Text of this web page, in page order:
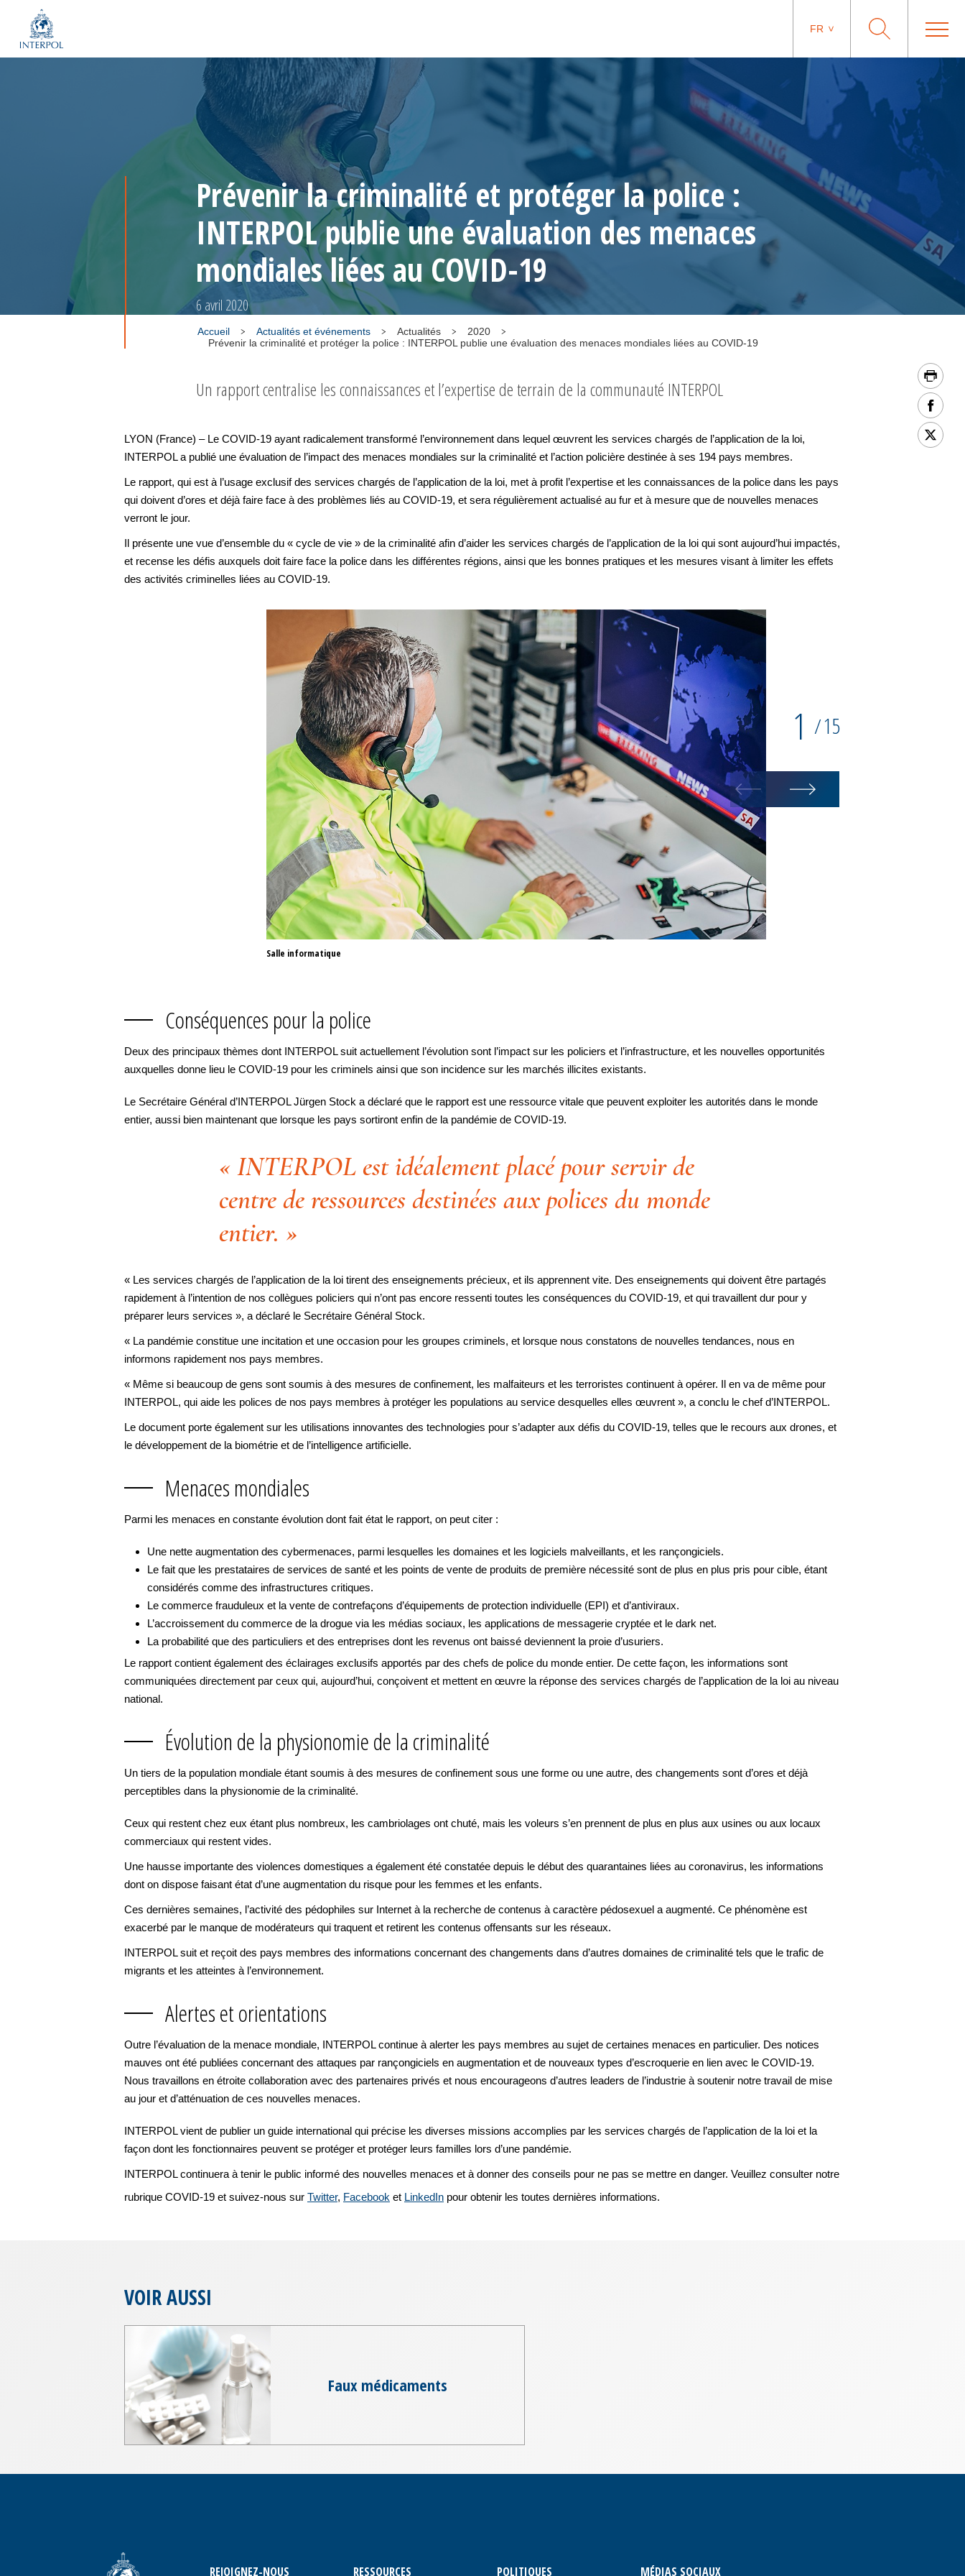
FR
Prévenir la criminalité et protéger la police :
INTERPOL publie une évaluation des menaces
mondiales liées au COVID-19
6 avril 2020
Accueil Actualités et événements Actualités
2020
Prévenir la criminalité et protéger la police : INTERPOL publie une évaluation des menaces mondiales liées au COVID-19
Un rapport centralise les connaissances et l’expertise de terrain de la communauté INTERPOL
LYON (France) – Le COVID-19 ayant radicalement transformé l’environnement dans lequel œuvrent les services chargés de l’application de la loi,
INTERPOL a publié une évaluation de l’impact des menaces mondiales sur la criminalité et l’action policière destinée à ses 194 pays membres.
Le rapport, qui est à l’usage exclusif des services chargés de l’application de la loi, met à profit l’expertise et les connaissances de la police dans les pays
qui doivent d’ores et déjà faire face à des problèmes liés au COVID-19, et sera régulièrement actualisé au fur et à mesure que de nouvelles menaces
verront le jour.
Il présente une vue d’ensemble du « cycle de vie » de la criminalité afin d’aider les services chargés de l’application de la loi qui sont aujourd’hui impactés,
et recense les défis auxquels doit faire face la police dans les différentes régions, ainsi que les bonnes pratiques et les mesures visant à limiter les effets
des activités criminelles liées au COVID-19.
Salle informatique
1 /15
Conséquences pour la police
Deux des principaux thèmes dont INTERPOL suit actuellement l’évolution sont l’impact sur les policiers et l’infrastructure, et les nouvelles opportunités
auxquelles donne lieu le COVID-19 pour les criminels ainsi que son incidence sur les marchés illicites existants.
Le Secrétaire Général d’INTERPOL Jürgen Stock a déclaré que le rapport est une ressource vitale que peuvent exploiter les autorités dans le monde
entier, aussi bien maintenant que lorsque les pays sortiront enfin de la pandémie de COVID-19.
« INTERPOL est idéalement placé pour servir de
centre de ressources destinées aux polices du monde
entier. »
« Les services chargés de l’application de la loi tirent des enseignements précieux, et ils apprennent vite. Des enseignements qui doivent être partagés
rapidement à l’intention de nos collègues policiers qui n’ont pas encore ressenti toutes les conséquences du COVID-19, et qui travaillent dur pour y
préparer leurs services », a déclaré le Secrétaire Général Stock.
« La pandémie constitue une incitation et une occasion pour les groupes criminels, et lorsque nous constatons de nouvelles tendances, nous en
informons rapidement nos pays membres.
« Même si beaucoup de gens sont soumis à des mesures de confinement, les malfaiteurs et les terroristes continuent à opérer. Il en va de même pour
INTERPOL, qui aide les polices de nos pays membres à protéger les populations au service desquelles elles œuvrent », a conclu le chef d’INTERPOL.
Le document porte également sur les utilisations innovantes des technologies pour s’adapter aux défis du COVID-19, telles que le recours aux drones, et
le développement de la biométrie et de l’intelligence artificielle.
Menaces mondiales
Parmi les menaces en constante évolution dont fait état le rapport, on peut citer :
Une nette augmentation des cybermenaces, parmi lesquelles les domaines et les logiciels malveillants, et les rançongiciels.
Le fait que les prestataires de services de santé et les points de vente de produits de première nécessité sont de plus en plus pris pour cible, étant
considérés comme des infrastructures critiques.
Le commerce frauduleux et la vente de contrefaçons d’équipements de protection individuelle (EPI) et d’antiviraux.
L’accroissement du commerce de la drogue via les médias sociaux, les applications de messagerie cryptée et le dark net.
La probabilité que des particuliers et des entreprises dont les revenus ont baissé deviennent la proie d’usuriers.
Le rapport contient également des éclairages exclusifs apportés par des chefs de police du monde entier. De cette façon, les informations sont
communiquées directement par ceux qui, aujourd’hui, conçoivent et mettent en œuvre la réponse des services chargés de l’application de la loi au niveau
national.
Évolution de la physionomie de la criminalité
Un tiers de la population mondiale étant soumis à des mesures de confinement sous une forme ou une autre, des changements sont d’ores et déjà
perceptibles dans la physionomie de la criminalité.
Ceux qui restent chez eux étant plus nombreux, les cambriolages ont chuté, mais les voleurs s’en prennent de plus en plus aux usines ou aux locaux
commerciaux qui restent vides.
Une hausse importante des violences domestiques a également été constatée depuis le début des quarantaines liées au coronavirus, les informations
dont on dispose faisant état d’une augmentation du risque pour les femmes et les enfants.
Ces dernières semaines, l’activité des pédophiles sur Internet à la recherche de contenus à caractère pédosexuel a augmenté. Ce phénomène est
exacerbé par le manque de modérateurs qui traquent et retirent les contenus offensants sur les réseaux.
INTERPOL suit et reçoit des pays membres des informations concernant des changements dans d’autres domaines de criminalité tels que le trafic de
migrants et les atteintes à l’environnement.
Alertes et orientations
Outre l’évaluation de la menace mondiale, INTERPOL continue à alerter les pays membres au sujet de certaines menaces en particulier. Des notices
mauves ont été publiées concernant des attaques par rançongiciels en augmentation et de nouveaux types d’escroquerie en lien avec le COVID-19.
Nous travaillons en étroite collaboration avec des partenaires privés et nous encourageons d’autres leaders de l’industrie à soutenir notre travail de mise
au jour et d’atténuation de ces nouvelles menaces.
INTERPOL vient de publier un guide international qui précise les diverses missions accomplies par les services chargés de l’application de la loi et la
façon dont les fonctionnaires peuvent se protéger et protéger leurs familles lors d’une pandémie.
INTERPOL continuera à tenir le public informé des nouvelles menaces et à donner des conseils pour ne pas se mettre en danger. Veuillez consulter notre
rubrique COVID-19 et suivez-nous sur Twitter, Facebook et LinkedIn pour obtenir les toutes dernières informations.
VOIR AUSSI
Faux médicaments
REJOIGNEZ-NOUS RESSOURCES POLITIQUES MÉDIAS SOCIAUX